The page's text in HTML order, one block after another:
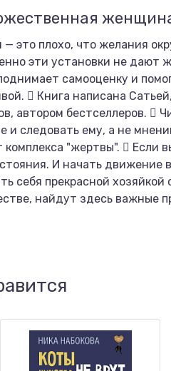
— это плохо, что желания
эти установки не
самооценку и
 Книга написана
автором бестселлеров. 
и следовать ему, а не
комплекса "жертвы".  Если
И начать
себя прекрасной
найдут здесь важные